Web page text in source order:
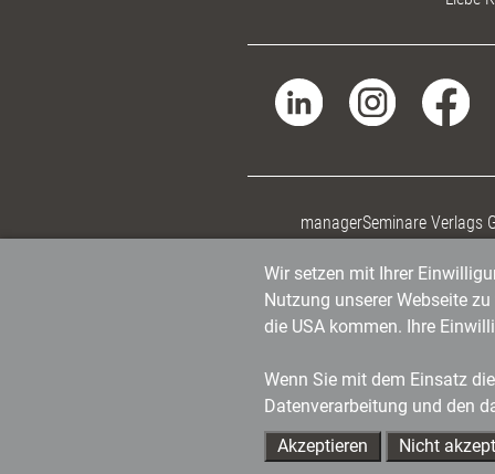
managerSeminare Verlags
Wir setzen mit Ihrer
Nutzung unserer Webseite
die USA kommen. Ihre
Wenn Sie mit dem Einsatz
Datenverarbeitung und den
Akzeptieren
Nicht